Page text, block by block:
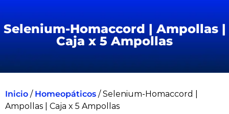
Selenium-Homaccord | Ampollas |
Caja x 5 Ampollas
Inicio / Homeopáticos / Selenium-Homaccord |
Ampollas | Caja x 5 Ampollas